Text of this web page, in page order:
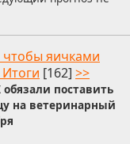
чтобы яичками
[162] >>
поставить
на ветеринарный